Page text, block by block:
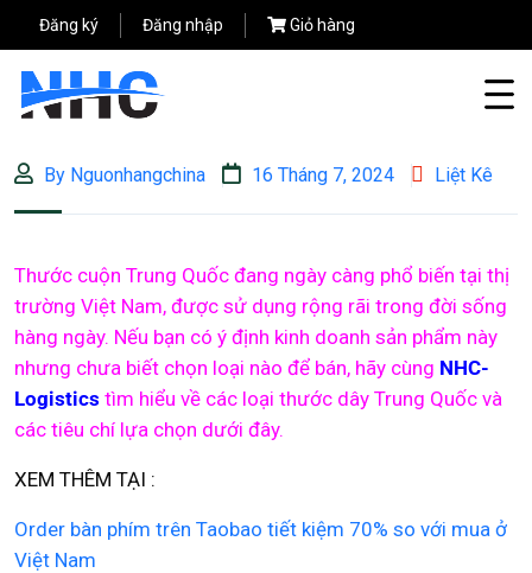
Đăng ký Đăng nhập Giỏ hàng
By Nguonhangchina 16 Tháng 7, 2024 Liệt Kê
Thước cuộn Trung Quốc đang ngày càng phổ biến tại thị
trường Việt Nam, được sử dụng rộng rãi trong đời sống
hàng ngày. Nếu bạn có ý định kinh doanh sản phẩm này
nhưng chưa biết chọn loại nào để bán, hãy cùng NHC-
Logistics tìm hiểu về các loại thước dây Trung Quốc và
các tiêu chí lựa chọn dưới đây.
XEM THÊM TẠI :
Order bàn phím trên Taobao tiết kiệm 70% so với mua ở
Việt Nam